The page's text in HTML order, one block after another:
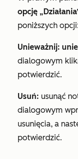
opcję
poniższych
Unieważnij:
dialogowym
potwierdzić.
Usuń: usunąć
dialogowym
usunięcia, a
potwierdzić.